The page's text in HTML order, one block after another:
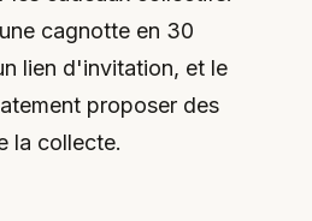
cagnotte en 30
lien d'invitation, et le
proposer des
la collecte.